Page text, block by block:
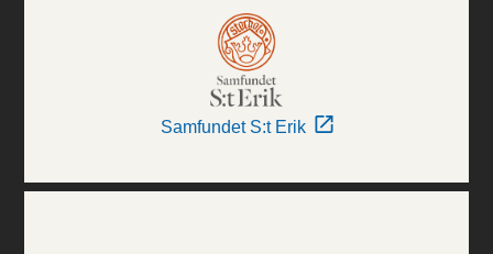
Samfundet S:t Erik